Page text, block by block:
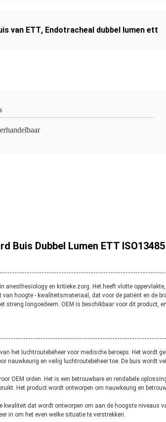
van ETT, Endotracheal dubbel lumen ett
Buis Dubbel Lumen ETT ISO13485
anesthesiology en kritieke zorg. Het heeft vlotte
hoogte - kwaliteitsmateriaal, dat voor de patiënt en de
streng longoedeem. OEM is beschikbaar voor dit product,
het luchtroutebeheer voor medische beroeps. Het wordt
nauwkeurig en veilig luchtroutebeheer toe. De buis wordt
OEM orden. Het is een betrouwbare en rendabele
Het product wordt ontworpen om nauwkeurig en
kwaliteit dat wordt ontworpen om aan de hoogste niveaus
in om het even welke situatie te verstrekken.